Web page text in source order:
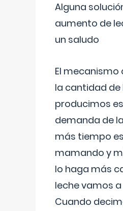
Alguna
aumento de
un saludo
El mecanismo
la cantidad de
producimos
demanda de
más tiempo
mamando y
lo haga más
leche vamos
Cuando